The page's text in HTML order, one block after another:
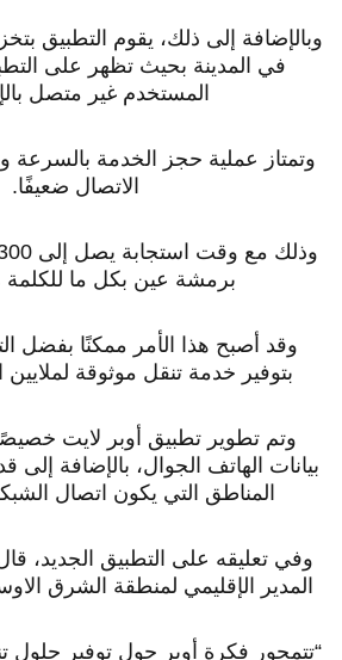
وبالإضافة إلى ذلك، يقوم التطبيق
في المدينة بحيث تظهر على
المستخدم غير متصل
وتمتاز عملية حجز الخدمة بالسرعة
الاتصال ضعيفًا.
برمشة عين بكل ما
وقد أصبح هذا الأمر ممكنًا بفضل
بتوفير خدمة تنقل موثوقة
وتم تطوير تطبيق أوبر لايت
بيانات الهاتف الجوال، بالإضافة
المناطق التي يكون اتصال
وفي تعليقه على التطبيق الجديد،
المدير الإقليمي لمنطقة الشرق
“تتمحور فكرة أوبر حول توفير حلول